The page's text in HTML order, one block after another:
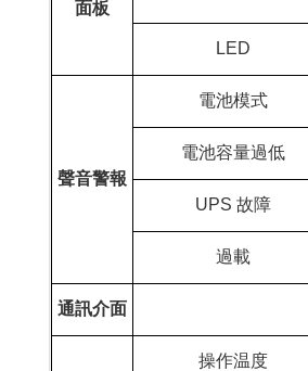
面板
LED
聲音警報
電池模式
電池容量過低
UPS 故障
過載
通訊介面
操作温度